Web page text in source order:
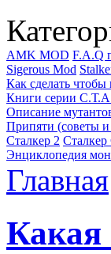
AMK MOD F.A.Q
Sigerous Mod
Как сделать
Книги серии
Описание
Припяти (советы и
Сталкер 2
Энциклопедия
Главная
Какая